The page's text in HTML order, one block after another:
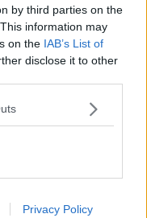
by third parties on the
information may
on the IAB’s List of
disclose it to other
Privacy Policy
di nero
Certaldo
a Norcia
presepi toscani